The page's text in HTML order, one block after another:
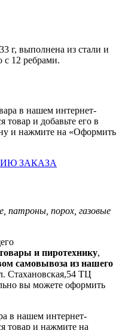
г, выполнена из стали и
с 12 ребрами.
в нашем интернет-
и добавьте его в
и нажмите на «Оформить
ЗАКАЗА
патроны, порох, газовые
и пиротехнику,
самовывоза из нашего
Стахановская,54 ТЦ
вы можете оформить
в нашем интернет-
товар и нажмите на